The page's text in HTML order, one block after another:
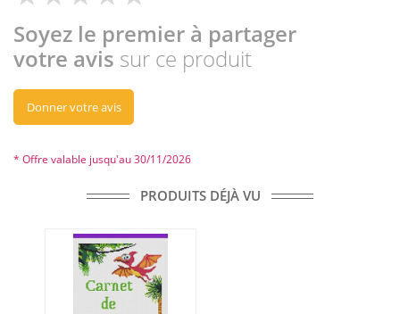
Soyez le premier à partager
votre avis sur ce produit
Donner votre avis
* Offre valable jusqu'au 30/11/2026
PRODUITS DÉJÀ VU